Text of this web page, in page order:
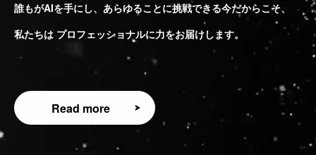
誰もがAIを手にし、あらゆることに挑戦できる今だからこそ、
私たちは プロフェッショナルに力をお届けします。
Read more
Read more